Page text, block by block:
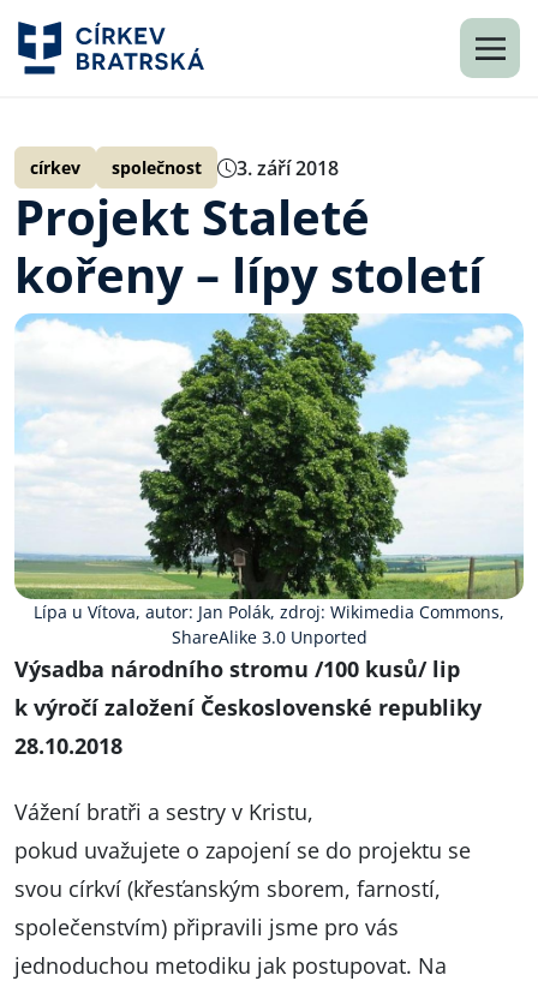
církev společnost 3. září 2018
Projekt Staleté
kořeny – lípy století
Lípa u Vítova, autor: Jan Polák, zdroj: Wikimedia Commons,
ShareAlike 3.0 Unported
Výsadba národního stromu /100 kusů/ lip
k výročí založení Československé republiky
28.10.2018
Vážení bratři a sestry v Kristu,
pokud uvažujete o zapojení se do projektu se
svou církví (křesťanským sborem, farností,
společenstvím) připravili jsme pro vás
jednoduchou metodiku jak postupovat. Na